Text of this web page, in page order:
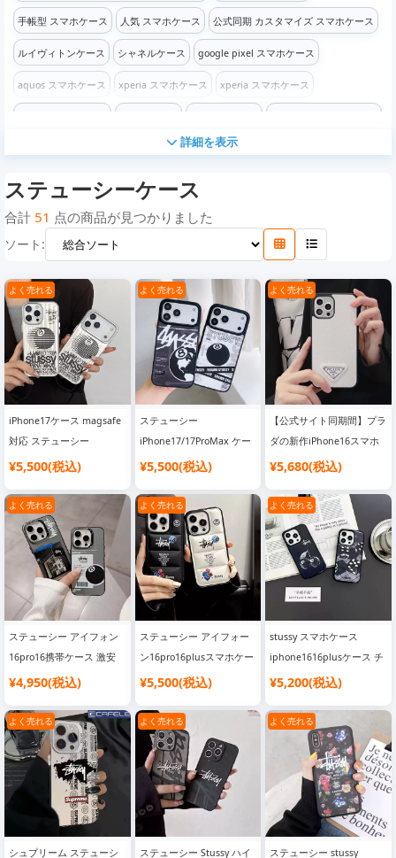
手帳型 スマホケース 人気 スマホケース 公式同期 カスタマイズ スマホケース
ルイヴィトンケース シャネルケース google pixel スマホケース
aquos スマホケース xperia スマホケース xperia スマホケース
エムシーエムケース
ディオールケース セリーヌケース アディダスケース
クロムハーツケース ザ・ノース・フェイスケース
フェンディケース ステューシーケース バレンシアガケース ケンゾーケース
オフホワイトケース チャンピオンケース ロエベケース モスキーノケース
コムデギャルソン ケース ヴェルサーチケース ディズニーケース
マイケルコースケース ゴヤールケース カウズケース
ヴィヴィアン ウエストウッケース
iPhone16/16 Pro/16e/16 Plus/16 Pro Max ケース
iPhone 16 / 16 Pro / 16 Plus / 16 Pro Max ケース
iPhone15/15 Pro/15 Plus/15 Pro Max ケース
iPhone14/14 Pro/14 Plus/14 Pro Max ケース
iPhone13/13 Pro/13 mini/13 Pro Max ケース
iPhone12/12 Pro/12 mini/12 Pro Max ケース
iPhone11/11 Pro/11 Pro Max ケース iPhone X / XR / XS / XS Max ケース
iPhone SE / SE2 / SE3 ケース Galaxy S24 / S24 Plus / S24 Ultra ケース
Galaxy Sシリーズケース Galaxy Zシリーズケース Galaxy Noteシリーズケース
Galaxy Aシリーズケース Google Pixel 9/9Pro/9Pro XL/9Pro Foldケース
Google Pixel 8 / 8 Pro / 8A ケース Google Pixel 7 / 7 Pro / 7A ケース
Google Pixel 6 / 6 Pro / 6A ケース シャオミ Xiaomi スマホケース
ミュウミュウケース
詳細を表示
ステューシーケース
合計 51 点の商品が見つかりました
ソート:
よく売れる
iPhone17ケース magsafe
対応 ステューシー
iphone17pro/17promax
型 マグネット吸着 Stussy
iPhone16/16proケース 新
作 芸能人 ブランド
iPhone15/14proケース か
わいい メッキ 韓国販売
¥5,500(税込)
よく売れる
ステューシー
iPhone17/17ProMax ケー
ス ベーシックロゴ 8ボー
トリート系 ブランド
iPhone16/16Pro/15/14/13
スマホケース
¥5,500(税込)
よく売れる
【公式サイト同期間】プラ
ダの新作iPhone16スマホ
ケースp75新モデルが登場
ルのオールインクルーシブ
iPhone16Pro携帯電話ケー
ス
¥5,680(税込)
よく売れる
ステューシー アイフォン
16pro16携帯ケース 激安
stussy 専門店ロゴ
マホケースかわいい 8ボー
ル 面白い 男女兼用
¥4,950(税込)
よく売れる
ステューシー アイフォー
ン16pro16plusスマホケー
ス ダウンジャケット 背面
iphone15promax14pro携
帯カバー stussy ロゴプリ
ント ソフト galaxy s25s24
ケースブランドコピー
¥5,500(税込)
よく売れる
stussy スマホケース
iphone1616plusケース チ
ェリーブラック8 個性潮
iphone15pro14promaxカ
バー かわいい おしゃれ ブ
ランドiphoneケース 全機
種対応
¥5,200(税込)
よく売れる
シュプリーム ステューシ
よく売れる
ステューシー Stussy ハイ
よく売れる
ステューシー stussy